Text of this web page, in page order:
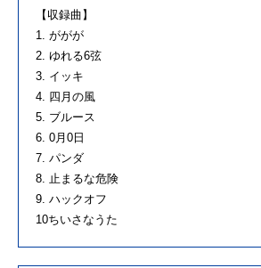
【収録曲】
1. ががが
2. ゆれる6弦
3. イッキ
4. 四月の風
5. ブルース
6. 0月0日
7. パンダ
8. 止まるな危険
9. ハックオフ
10ちいさなうた